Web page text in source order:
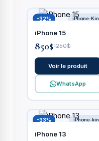
-32% iPhone-Kin
iPhone 15
850$1250$
Voir le produit
WhatsApp
-33% iPhone-kin
iPhone 13